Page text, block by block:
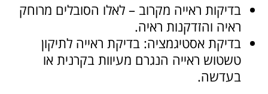
בדיקות ראייה מקרוב – לאלו הסובלים מרוחק
ראיה והזדקנות ראיה.
בדיקת אסטיגמציה: בדיקת ראייה לתיקון
טשטוש ראייה הנגרם מעיוות בקרנית או
בעדשה.